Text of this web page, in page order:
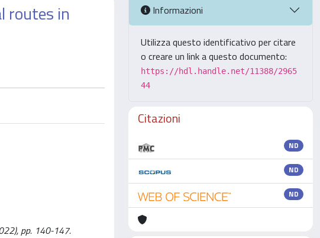
routes in
pp. 140-147.
Informazioni
Utilizza questo identificativo per citare
o creare un link a questo documento:
https://hdl.handle.net/11388/2965
44
Citazioni
ND
ND
ND